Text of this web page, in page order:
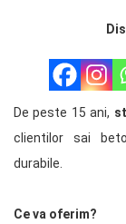
De peste 15 ani,
clientilor sai
durabile.
Ce va oferim?